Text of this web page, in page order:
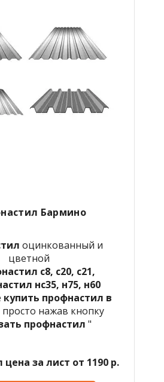
Бармино
оцинкованный и
цветной
с8, с20, с21,
нс35, н75, н60
купить профнастил в
просто нажав кнопку
профнастил "
за лист от 1190 р.